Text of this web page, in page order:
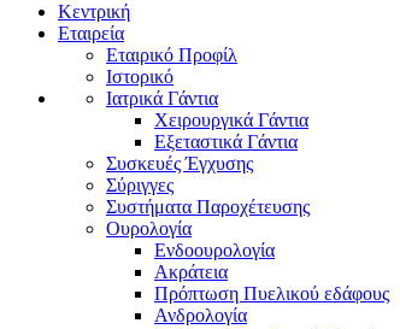
Κεντρική
Εταιρεία
Εταιρικό Προφίλ
Ιστορικό
Ιατρικά Γάντια
Χειρουργικά Γάντια
Εξεταστικά Γάντια
Συσκευές Έγχυσης
Σύριγγες
Συστήματα Παροχέτευσης
Ουρολογία
Ενδοουρολογία
Ακράτεια
Πρόπτωση Πυελικού εδάφους
Ανδρολογία